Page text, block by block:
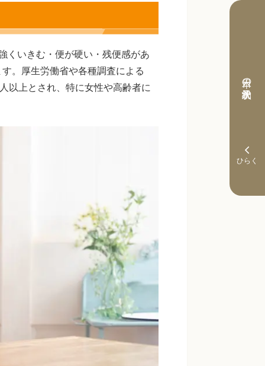
本日の予約状況
くいきむ・便が硬い・残便感があ
。厚生労働省や各種調査による
以上とされ、特に女性や高齢者に